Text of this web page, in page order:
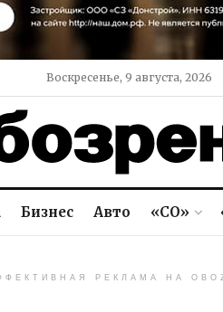
Воскресенье, 9 августа, 2026
Бизнес Авто «СО»
РЕКЛАМА НА